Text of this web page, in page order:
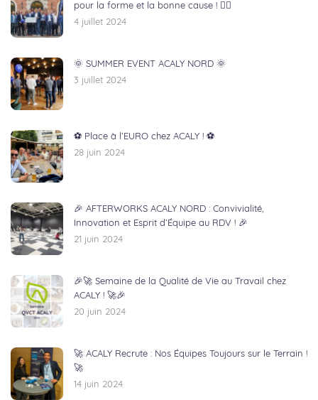
pour la forme et la bonne cause ! 🏃‍♀️
4 juillet 2024
🌞 SUMMER EVENT ACALY NORD 🌞
3 juillet 2024
⚽ Place à l’EURO chez ACALY ! ⚽
28 juin 2024
🎉 AFTERWORKS ACALY NORD : Convivialité,
Innovation et Esprit d’Équipe au RDV ! 🎉
21 juin 2024
🎉🚀 Semaine de la Qualité de Vie au Travail chez
ACALY ! 🚀🎉
20 juin 2024
🚀 ACALY Recrute : Nos Équipes Toujours sur le Terrain !
🚀
14 juin 2024